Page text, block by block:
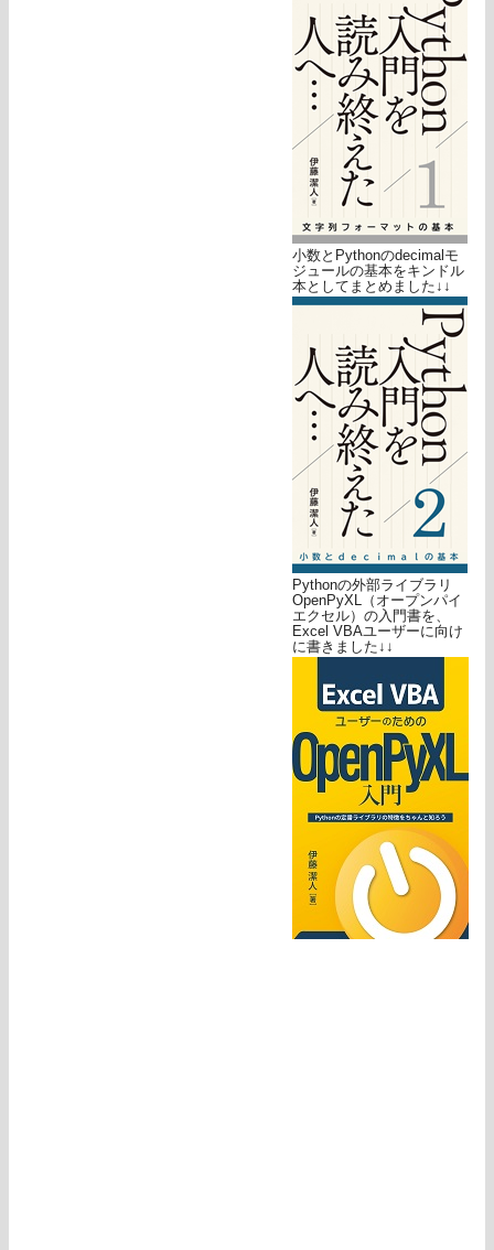
小数とPythonのdecimalモ
ジュールの基本をキンドル
本としてまとめました↓↓
Pythonの外部ライブラリ
OpenPyXL（オープンパイ
エクセル）の入門書を、
Excel VBAユーザーに向け
に書きました↓↓